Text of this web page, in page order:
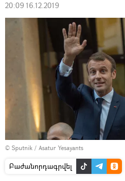
20:09 16.12.2019
© Sputnik / Asatur Yesayants
Բաժանորդագրվել